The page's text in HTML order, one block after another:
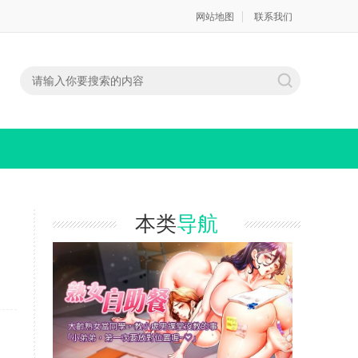
网站地图 联系我们
本类导航